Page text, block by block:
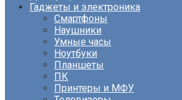
Гаджеты и электроника
Смартфоны
Наушники
Умные часы
Ноутбуки
Планшеты
ПК
Принтеры и МФУ